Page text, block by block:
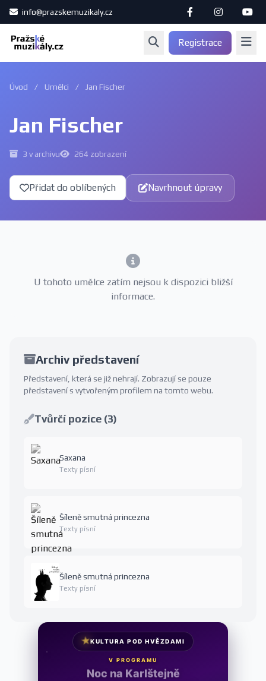
info@prazskemuzikaly.cz
Registrace
Úvod / Umělci / Jan Fischer
Jan Fischer
3 v archivu 264 zobrazení
Přidat do oblíbených Navrhnout úpravy
U tohoto umělce zatím nejsou k dispozici bližší
informace.
Archiv představení
Představení, která se již nehrají. Zobrazují se pouze
představení s vytvořeným profilem na tomto webu.
Tvůrčí pozice (3)
Saxana
Texty písní
Šíleně smutná princezna
Texty písní
Šíleně smutná princezna
Texty písní
★KULTURA POD HVĚZDAMI
V PROGRAMU
Noc na Karlštejně